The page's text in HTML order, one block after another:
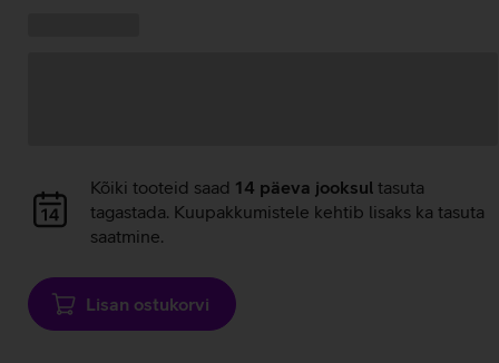
Andmete
laadimine
Kõiki tooteid saad 14 päeva jooksul tasuta
tagastada. Kuupakkumistele kehtib lisaks ka tasuta
saatmine.
Lisan ostukorvi